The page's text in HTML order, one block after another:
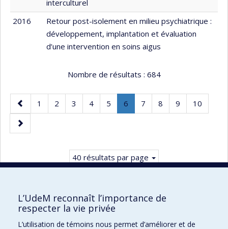
interculturel
2016
Retour post-isolement en milieu psychiatrique :
développement, implantation et évaluation
d’une intervention en soins aigus
Nombre de résultats : 684
Page
précédente
Page
1 Page
2 Page
3 Page
4 Page
5 Page
6
Page
Page
7 Page
8 Page
9 Page
10
Page
suivante
40 résultats par page
Faculté des sciences infirmières
L’UdeM reconnaît l’importance de
respecter la vie privée
L’utilisation de témoins nous permet d’améliorer et de